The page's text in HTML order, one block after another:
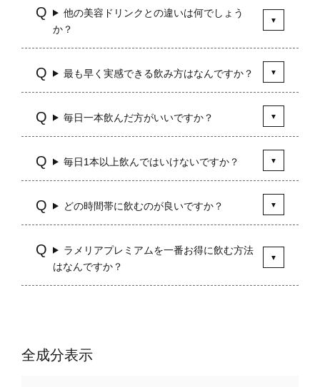
他の美容ドリンクとの違いは何でしょう
か？
最も早く実感できる飲み方はなんですか？
毎日一本飲んだ方がいいですか？
毎日1本以上飲んではいけないですか？
どの時間帯に飲むのが良いですか？
ラメリアプレミアムを一番お得に飲む方法
はなんですか？
全成分表示